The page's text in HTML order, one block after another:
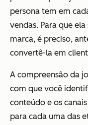
persona tem em
vendas. Para que
marca, é preciso,
convertê-la em
A compreensão da
com que você
conteúdo e os
para cada uma das